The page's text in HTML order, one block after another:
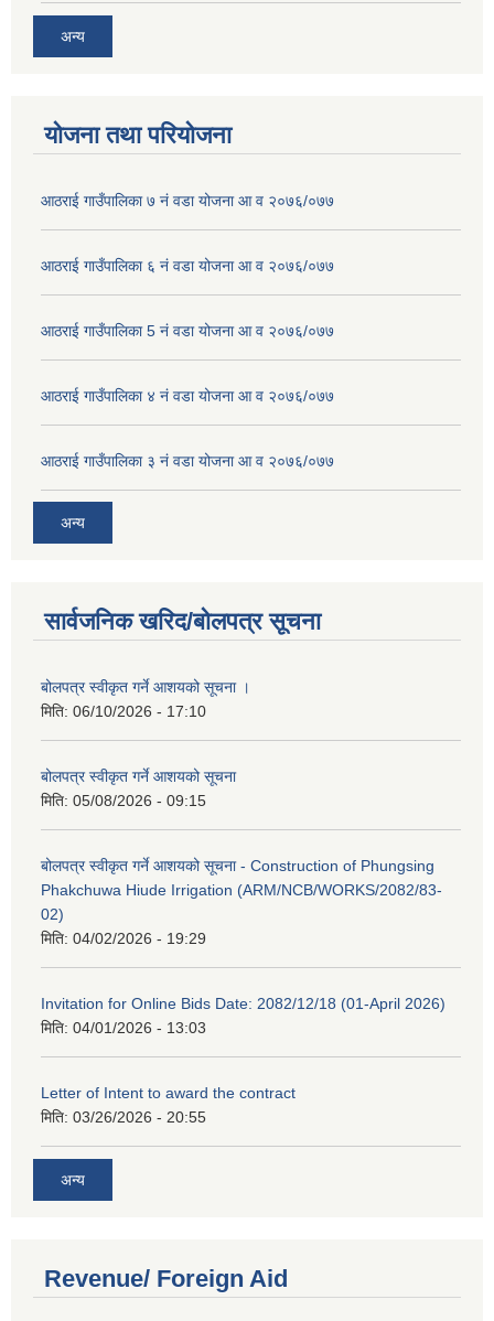
अन्य
योजना तथा परियोजना
आठराई गाउँपालिका ७ नं वडा योजना आ व २०७६/०७७
आठराई गाउँपालिका ६ नं वडा योजना आ व २०७६/०७७
आठराई गाउँपालिका 5 नं वडा योजना आ व २०७६/०७७
आठराई गाउँपालिका ४ नं वडा योजना आ व २०७६/०७७
आठराई गाउँपालिका ३ नं वडा योजना आ व २०७६/०७७
अन्य
सार्वजनिक खरिद/बोलपत्र सूचना
बोलपत्र स्वीकृत गर्ने आशयको सूचना ।
मिति: 06/10/2026 - 17:10
बोलपत्र स्वीकृत गर्ने आशयको सूचना
मिति: 05/08/2026 - 09:15
बोलपत्र स्वीकृत गर्ने आशयको सूचना - Construction of Phungsing
Phakchuwa Hiude Irrigation (ARM/NCB/WORKS/2082/83-
02)
मिति: 04/02/2026 - 19:29
Invitation for Online Bids Date: 2082/12/18 (01-April 2026)
मिति: 04/01/2026 - 13:03
Letter of Intent to award the contract
मिति: 03/26/2026 - 20:55
अन्य
Revenue/ Foreign Aid